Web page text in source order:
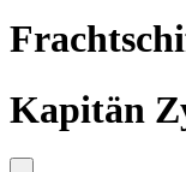
Kapitän